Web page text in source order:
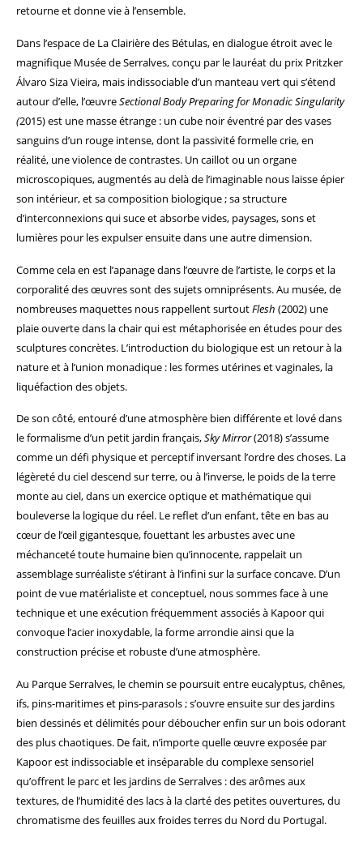
retourne et donne vie à l’ensemble.
Dans l’espace de La Clairière des Bétulas, en dialogue étroit avec le
magnifique Musée de Serralves, conçu par le lauréat du prix Pritzker
Álvaro Siza Vieira, mais indissociable d’un manteau vert qui s’étend
autour d’elle, l’œuvreSectional Body Preparing for Monadic Singularity
(2015) est une masse étrange : un cube noir éventré par des vases
sanguins d’un rouge intense, dont la passivité formelle crie, en
réalité, une violence de contrastes. Un caillot ou un organe
microscopiques, augmentés au delà de l’imaginable nous laisse épier
son intérieur, et sa composition biologique ; sa structure
d’interconnexions qui suce et absorbe vides, paysages, sons et
lumières pour les expulser ensuite dans une autre dimension.
Comme cela en est l’apanage dans l’œuvre de l’artiste, le corps et la
corporalité des œuvres sont des sujets omniprésents. Au musée, de
nombreuses maquettes nous rappellent surtoutFlesh (2002) une
plaie ouverte dans la chair qui est métaphorisée en études pour des
sculptures concrètes. L’introduction du biologique est un retour à la
nature et à l’union monadique : les formes utérines et vaginales, la
liquéfaction des objets.
De son côté, entouré d’une atmosphère bien différente et lové dans
le formalisme d’un petit jardin français,Sky Mirror(2018) s’assume
comme un défi physique et perceptif inversant l’ordre des choses. La
légèreté du ciel descend sur terre, ou à l’inverse, le poids de la terre
monte au ciel, dans un exercice optique et mathématique qui
bouleverse la logique du réel. Le reflet d’un enfant, tête en bas au
cœur de l’œil gigantesque, fouettant les arbustes avec une
méchanceté toute humaine bien qu’innocente, rappelait un
assemblage surréaliste s’étirant à l’infini sur la surface concave. D’un
point de vue matérialiste et conceptuel, nous sommes face à une
technique et une exécution fréquemment associés à Kapoor qui
convoque l’acier inoxydable, la forme arrondie ainsi que la
construction précise et robuste d’une atmosphère.
Au Parque Serralves, le chemin se poursuit entre eucalyptus, chênes,
ifs, pins-maritimes et pins-parasols ; s’ouvre ensuite sur des jardins
bien dessinés et délimités pour déboucher enfin sur un bois odorant
des plus chaotiques. De fait, n’importe quelle œuvre exposée par
Kapoor est indissociable et inséparable du complexe sensoriel
qu’offrent le parc et les jardins de Serralves : des arômes aux
textures, de l’humidité des lacs à la clarté des petites ouvertures, du
chromatisme des feuilles aux froides terres du Nord du Portugal.